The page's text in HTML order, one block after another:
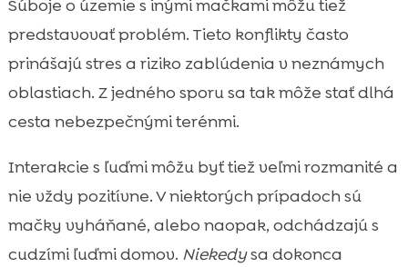
Súboje o územie s inými mačkami môžu tiež
predstavovať problém. Tieto konflikty často
prinášajú stres a riziko zablúdenia v neznámych
oblastiach. Z jedného sporu sa tak môže stať dlhá
cesta nebezpečnými terénmi.
Interakcie s ľuďmi môžu byť tiež veľmi rozmanité a
nie vždy pozitívne. V niektorých prípadoch sú
mačky vyháňané, alebo naopak, odchádzajú s
cudzími ľuďmi domov. Niekedysa dokonca